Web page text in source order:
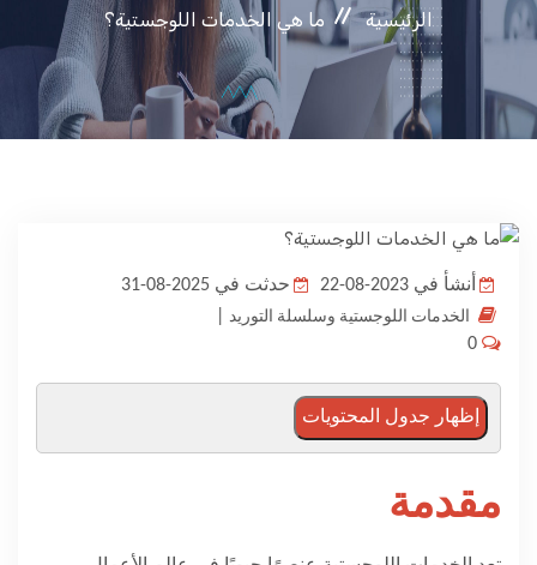
التصنيفات
الرئيسية ما هي الخدمات اللوجستية؟
أنشأ في 2023-08-22 حدثت في 2025-08-31
الخدمات اللوجستية وسلسلة التوريد
إظهار جدول المحتويات
مقدمة